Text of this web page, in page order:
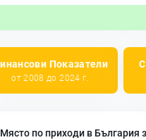
Показатели
от 2008 до 2024 г.
Място по приходи в България